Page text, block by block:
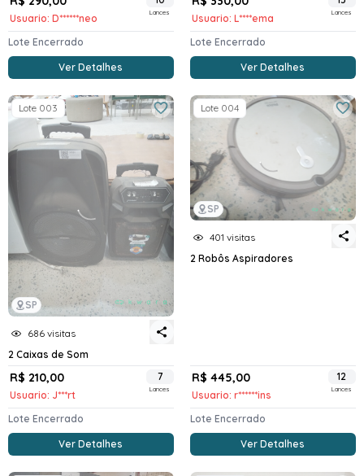
Usuario: D******neo Lances
Lote Encerrado
Ver Detalhes
Usuario: L****ema Lances
Lote Encerrado
Ver Detalhes
SP
Lote 003
686 visitas
2 Caixas de Som
R$ 210,00
Usuario: J***rt
7
Lances
Lote Encerrado
Ver Detalhes
SP
Lote 004
401 visitas
2 Robôs Aspiradores
R$ 445,00
Usuario: r******ins
12
Lances
Lote Encerrado
Ver Detalhes